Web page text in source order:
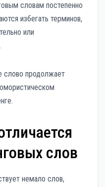
словам постепенно
избегать терминов,
или
слово продолжает
слов
немало слов,